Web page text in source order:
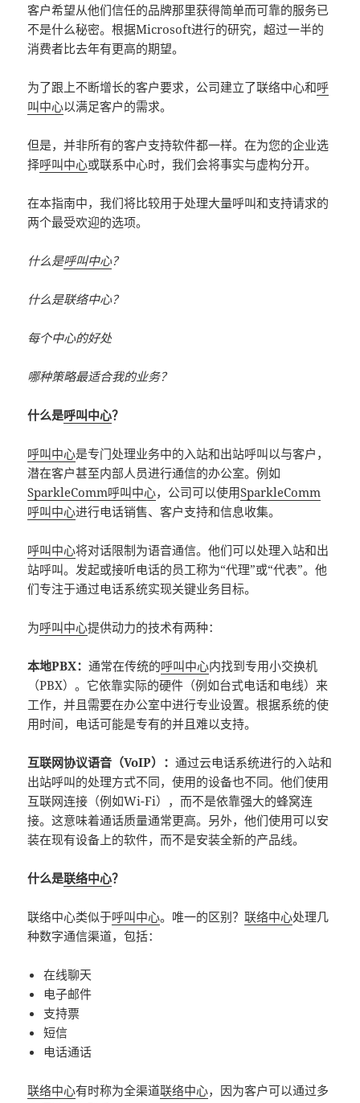
客户希望从他们信任的品牌那里获得简单而可靠的服务已
不是什么秘密。根据Microsoft进行的研究，超过一半的
消费者比去年有更高的期望。
为了跟上不断增长的客户要求，公司建立了联络中心和呼
叫中心以满足客户的需求。
但是，并非所有的客户支持软件都一样。在为您的企业选
择呼叫中心或联系中心时，我们会将事实与虚构分开。
在本指南中，我们将比较用于处理大量呼叫和支持请求的
两个最受欢迎的选项。
什么是呼叫中心？
什么是联络中心？
每个中心的好处
哪种策略最适合我的业务？
什么是呼叫中心？
呼叫中心是专门处理业务中的入站和出站呼叫以与客户，
潜在客户甚至内部人员进行通信的办公室。例如
SparkleComm呼叫中心，公司可以使用SparkleComm
呼叫中心进行电话销售、客户支持和信息收集。
呼叫中心将对话限制为语音通信。他们可以处理入站和出
站呼叫。发起或接听电话的员工称为“代理”或“代表”。他
们专注于通过电话系统实现关键业务目标。
为呼叫中心提供动力的技术有两种：
本地PBX：通常在传统的呼叫中心内找到专用小交换机
（PBX）。它依靠实际的硬件（例如台式电话和电线）来
工作，并且需要在办公室中进行专业设置。根据系统的使
用时间，电话可能是专有的并且难以支持。
互联网协议语音（VoIP）：通过云电话系统进行的入站和
出站呼叫的处理方式不同，使用的设备也不同。他们使用
互联网连接（例如Wi-Fi），而不是依靠强大的蜂窝连
接。这意味着通话质量通常更高。另外，他们使用可以安
装在现有设备上的软件，而不是安装全新的产品线。
什么是联络中心？
联络中心类似于呼叫中心。唯一的区别？联络中心处理几
种数字通信渠道，包括：
在线聊天
电子邮件
支持票
短信
电话通话
联络中心有时称为全渠道联络中心，因为客户可以通过多